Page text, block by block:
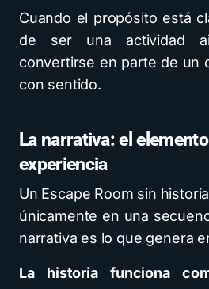
Cuando el propósito está
de ser una actividad
convertirse en parte de un
con sentido.
La narrativa: el
experiencia
Un Escape Room sin
únicamente en una
narrativa es lo que genera
La historia funciona